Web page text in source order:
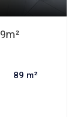
89 m²